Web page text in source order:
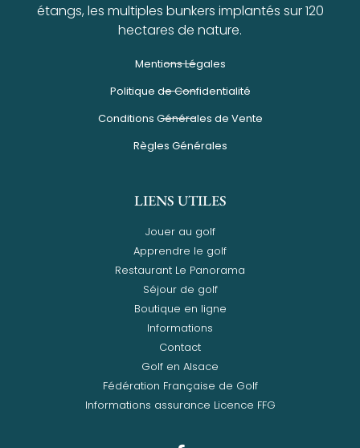
étangs, les multiples bunkers implantés sur 120
hectares de nature.
Mentions Légales
Politique de Confidentialité
Conditions Générales de Vente
Règles Générales
LIENS UTILES
Jouer au golf
Apprendre le golf
Restaurant Le Panorama
Séjour de golf
Boutique en ligne
Informations
Contact
Golf en Alsace
Fédération Française de Golf
Informations assurance Licence FFG